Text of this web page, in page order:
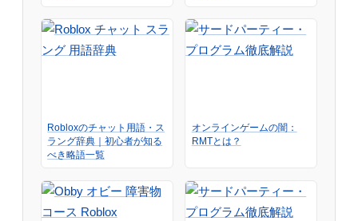
Robloxのチャット用語・ス
ラング辞典｜初心者が知る
べき略語一覧
オンラインゲームの闇：
RMTとは？